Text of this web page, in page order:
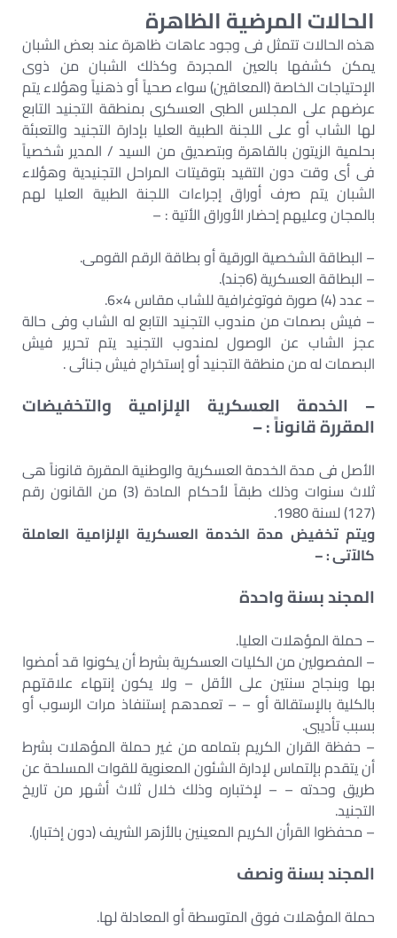
الحالات المرضية الظاهرة
هذه الحالات تتمثل فى وجود عاهات ظاهرة عند بعض الشبان
يمكن كشفها بالعين المجردة وكذلك الشبان من ذوى
الإحتياجات الخاصة (المعاقين) سواء صحياً أو ذهنياً وهؤلاء يتم
عرضهم على المجلس الطبى العسكرى بمنطقة التجنيد التابع
لها الشاب أو على اللجنة الطبية العليا بإدارة التجنيد والتعبئة
بحلمية الزيتون بالقاهرة وبتصديق من السيد / المدير شخصياً
فى أى وقت دون التقيد بتوقيتات المراحل التجنيدية وهؤلاء
الشبان يتم صرف أوراق إجراءات اللجنة الطبية العليا لهم
بالمجان وعليهم إحضار الأوراق الأتية : –
– البطاقة الشخصية الورقية أو بطاقة الرقم القومى.
– البطاقة العسكرية (6جند).
– عدد (4) صورة فوتوغرافية للشاب مقاس 4×6.
– فيش بصمات من مندوب التجنيد التابع له الشاب وفى حالة
عجز الشاب عن الوصول لمندوب التجنيد يتم تحرير فيش
البصمات له من منطقة التجنيد أو إستخراج فيش جنائى .
– الخدمة العسكرية الإلزامية والتخفيضات
المقررة قانوناً : –
الأصل فى مدة الخدمة العسكرية والوطنية المقررة قانوناً هى
ثلاث سنوات وذلك طبقاً لأحكام المادة (3) من القانون رقم
(127) لسنة 1980.
‌ويتم تخفيض مدة الخدمة العسكرية الإلزامية العاملة
كالآتى : –
المجند بسنة واحدة
– حملة المؤهلات العليا.
– المفصولين من الكليات العسكرية بشرط أن يكونوا قد أمضوا
بها وبنجاح سنتين على الأقل – ولا يكون إنتهاء علاقتهم
بالكلية بالإستقالة أو – – تعمدهم إستنفاذ مرات الرسوب أو
بسبب تأديبى.
– حفظة القران الكريم بتمامه من غير حملة المؤهلات بشرط
أن يتقدم بإلتماس لإدارة الشئون المعنوية للقوات المسلحة عن
طريق وحدته – – لإختباره وذلك خلال ثلاث أشهر من تاريخ
التجنيد.
– محفظوا القرأن الكريم المعينين بالأزهر الشريف (دون إختبار).
المجند بسنة ونصف
حملة المؤهلات فوق المتوسطة أو المعادلة لها.